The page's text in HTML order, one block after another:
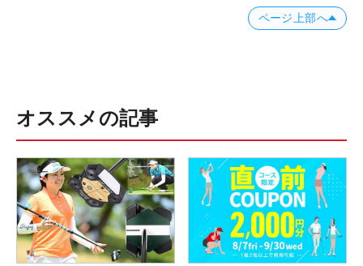
ページ上部へ
オススメの記事